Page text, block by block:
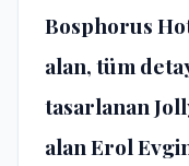
Bosphorus
alan, tüm
tasarlanan
alan Erol